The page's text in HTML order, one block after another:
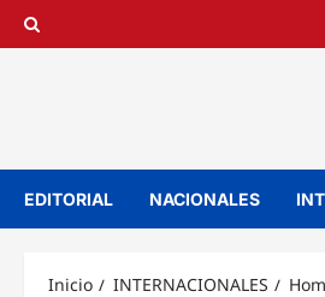
Saltar
EDITORIAL NACIONALES
Inicio INTERNACIONALES